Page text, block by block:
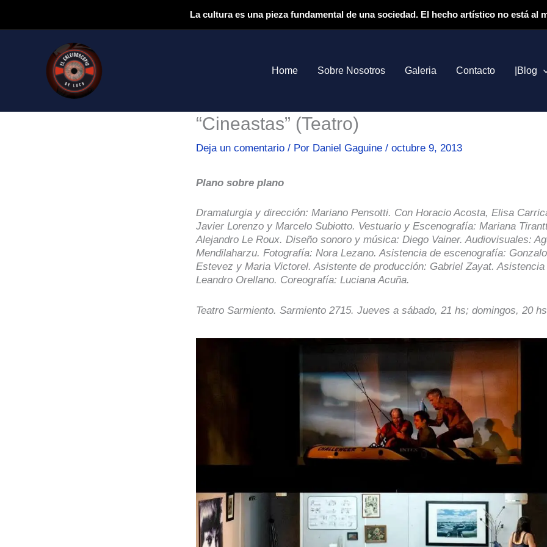
contenido
La cultura es una pieza fundamental de una sociedad. El hecho artístico no está al
Home Sobre Nosotros Galeria Contacto |Blog
“Cineastas” (Teatro)
Deja un comentario / Por Daniel Gaguine / octubre 9, 2013
Plano sobre plano
Dramaturgia y dirección: Mariano Pensotti. Con Horacio Acosta, Elisa
Javier Lorenzo y Marcelo Subiotto. Vestuario y Escenografía: Mariana
Alejandro Le Roux. Diseño sonoro y música: Diego Vainer. Audiovisuales:
Mendilaharzu. Fotografía: Nora Lezano. Asistencia de escenografía:
Estevez y Maria Victorel. Asistente de producción: Gabriel Zayat.
Leandro Orellano. Coreografía: Luciana Acuña.
Teatro Sarmiento. Sarmiento 2715. Jueves a sábado, 21 hs; domingos, 20